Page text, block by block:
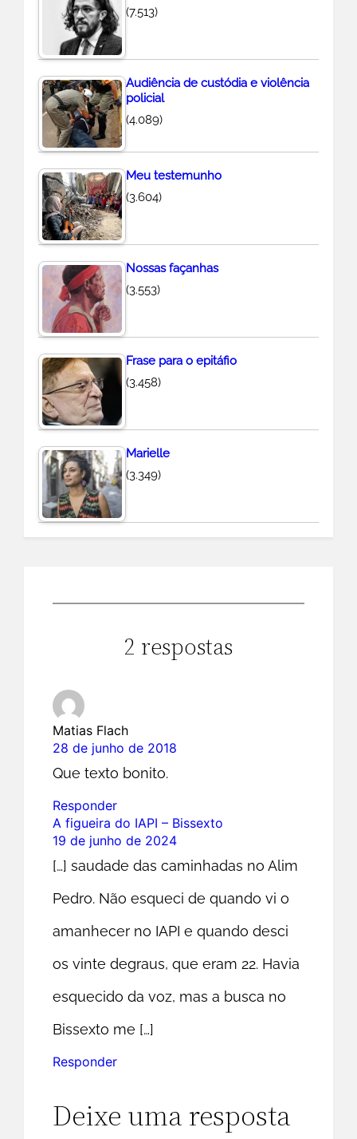
(7.513)
Audiência de custódia e violência
policial
(4.089)
Meu testemunho
(3.604)
Nossas façanhas
(3.553)
Frase para o epitáfio
(3.458)
Marielle
(3.349)
2 respostas
Matias Flach
28 de junho de 2018
Que texto bonito.
Responder
A figueira do IAPI – Bissexto
19 de junho de 2024
[…] saudade das caminhadas no Alim
Pedro. Não esqueci de quando vi o
amanhecer no IAPI e quando desci
os vinte degraus, que eram 22. Havia
esquecido da voz, mas a busca no
Bissexto me […]
Responder
Deixe uma resposta